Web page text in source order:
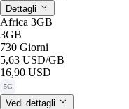
Dettagli
Africa 3GB
3GB
730 Giorni
5,63 USD/GB
16,90 USD
5G
Vedi dettagli